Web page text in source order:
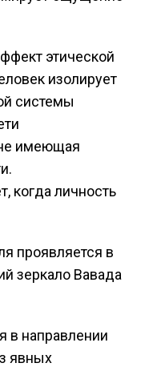
этической
изолирует
системы
имеющая
когда личность
проявляется в
зеркало Вавада
в направлении
явных